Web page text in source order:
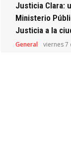
Justicia Clara:
Ministerio
Justicia a la
General viernes 7